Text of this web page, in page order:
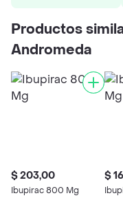
Productos
Andromeda
$ 203,00
Ibupirac 800 Mg
$